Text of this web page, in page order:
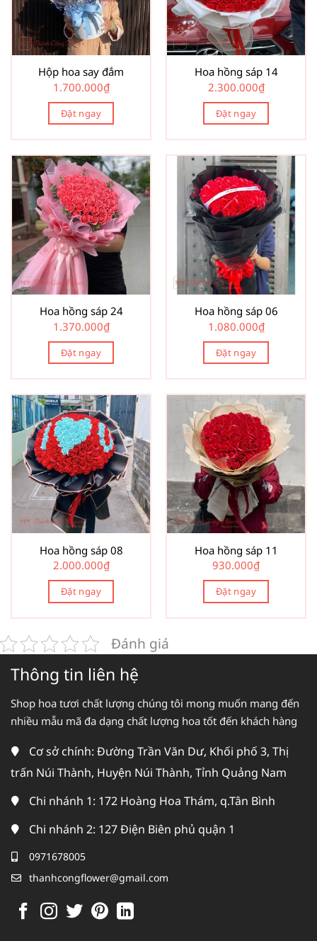
Hộp hoa say đắm
1.700.000₫
Đặt ngay
Hoa hồng sáp 14
2.300.000₫
Đặt ngay
Hoa hồng sáp 24
1.370.000₫
Đặt ngay
Hoa hồng sáp 06
1.080.000₫
Đặt ngay
Hoa hồng sáp 08
2.000.000₫
Đặt ngay
Hoa hồng sáp 11
930.000₫
Đặt ngay
Đánh giá
Thông tin liên hệ
Shop hoa tươi chất lượng chúng tôi mong muốn mang đến
nhiều mẫu mã đa dạng chất lượng hoa tốt đến khách hàng
Cơ sở chính: Đường Trần Văn Dư, Khối phố 3, Thị
trấn Núi Thành, Huyện Núi Thành, Tỉnh Quảng Nam
Chi nhánh 1: 172 Hoàng Hoa Thám, q.Tân Bình
Chi nhánh 2: 127 Điện Biên phủ quận 1
0971678005
thanhcongflower@gmail.com